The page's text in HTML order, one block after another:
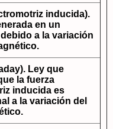
inducida).
en un
a la variación
Ley que
la fuerza
inducida es
a la variación del